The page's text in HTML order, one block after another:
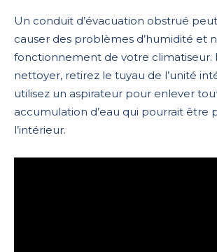
Un conduit d’évacuation obstrué
causer des problèmes d’humidité et
fonctionnement de votre climatiseur.
nettoyer, retirez le tuyau de l’unité
utilisez un aspirateur pour enlever
accumulation d’eau qui pourrait être
l’intérieur.